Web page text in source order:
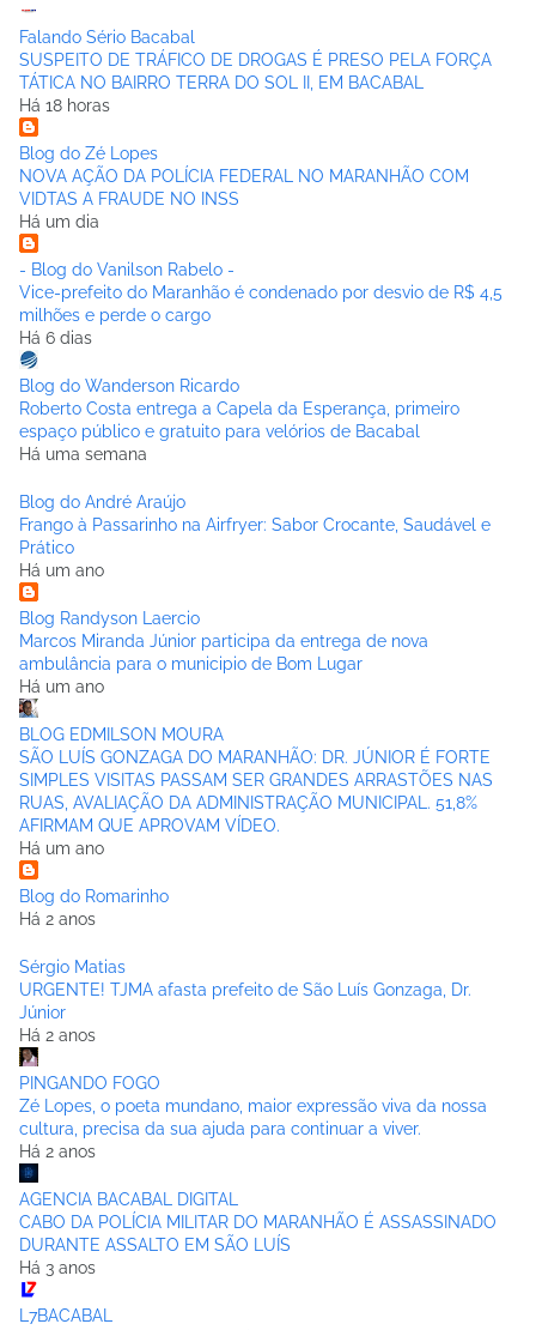
Falando Sério Bacabal
SUSPEITO DE TRÁFICO DE DROGAS É PRESO PELA FORÇA
TÁTICA NO BAIRRO TERRA DO SOL II, EM BACABAL
Há 18 horas
Blog do Zé Lopes
NOVA AÇÃO DA POLÍCIA FEDERAL NO MARANHÃO COM
VIDTAS A FRAUDE NO INSS
Há um dia
- Blog do Vanilson Rabelo -
Vice-prefeito do Maranhão é condenado por desvio de R$ 4,5
milhões e perde o cargo
Há 6 dias
Blog do Wanderson Ricardo
Roberto Costa entrega a Capela da Esperança, primeiro
espaço público e gratuito para velórios de Bacabal
Há uma semana
Blog do André Araújo
Frango à Passarinho na Airfryer: Sabor Crocante, Saudável e
Prático
Há um ano
Blog Randyson Laercio
Marcos Miranda Júnior participa da entrega de nova
ambulância para o municipio de Bom Lugar
Há um ano
BLOG EDMILSON MOURA
SÃO LUÍS GONZAGA DO MARANHÃO: DR. JÚNIOR É FORTE
SIMPLES VISITAS PASSAM SER GRANDES ARRASTÕES NAS
RUAS, AVALIAÇÃO DA ADMINISTRAÇÃO MUNICIPAL. 51,8%
AFIRMAM QUE APROVAM VÍDEO.
Há um ano
Blog do Romarinho
Há 2 anos
Sérgio Matias
URGENTE! TJMA afasta prefeito de São Luís Gonzaga, Dr.
Júnior
Há 2 anos
PINGANDO FOGO
Zé Lopes, o poeta mundano, maior expressão viva da nossa
cultura, precisa da sua ajuda para continuar a viver.
Há 2 anos
AGENCIA BACABAL DIGITAL
CABO DA POLÍCIA MILITAR DO MARANHÃO É ASSASSINADO
DURANTE ASSALTO EM SÃO LUÍS
Há 3 anos
L7BACABAL